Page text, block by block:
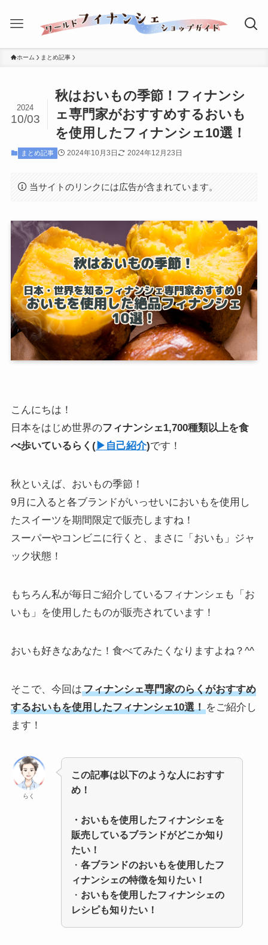
ホーム まとめ記事
秋はおいもの季節！フィナンシ
ェ専門家がおすすめするおいも
を使用したフィナンシェ10選！
2024
10/03
まとめ記事 2024年10月3日 2024年12月23日
当サイトのリンクには広告が含まれています。
こんにちは！
日本をはじめ世界のフィナンシェ1,700種類以上を食
べ歩いている らく (▶︎自己紹介)です！
秋といえば、おいもの季節！
9月に入ると各ブランドがいっせいにおいもを使用し
たスイーツを期間限定で販売しますね！
スーパーやコンビニに行くと、まさに「おいも」ジャ
ック状態！
もちろん私が毎日ご紹介しているフィナンシェも「お
いも」を使用したものが販売されています！
おいも好きなあなた！食べてみたくなりますよね？^^
そこで、今回はフィナンシェ専門家のらくがおすすめ
するおいもを使用したフィナンシェ10選！をご紹介し
ます！
らく
この記事は以下のような人におすす
め！
・おいもを使用したフィナンシェを
販売しているブランドがどこか知り
たい！
・各ブランドのおいもを使用したフ
ィナンシェの特徴を知りたい！
・ おいもを使用したフィナンシェの
レシピも知りたい！